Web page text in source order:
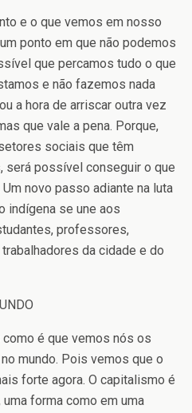
e o que vemos em nosso
ponto em que não podemos
que percamos tudo o que
e não fazemos nada
a hora de arriscar outra vez
que vale a pena. Porque,
sociais que têm
será possível conseguir o que
novo passo adiante na luta
indígena se une aos
professores,
da cidade e do
é que vemos nós os
mundo. Pois vemos que o
forte agora. O capitalismo é
forma como em uma